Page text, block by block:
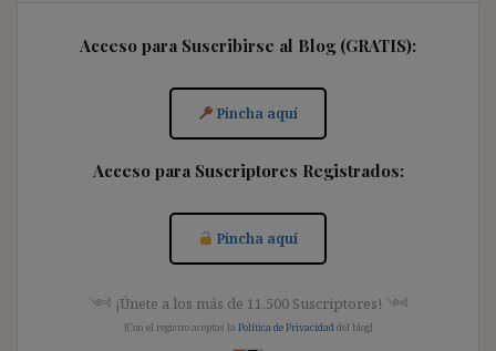
Acceso para Suscribirse al Blog (GRATIS):
Pincha aquí
Acceso para Suscriptores Registrados:
Pincha aquí
༺ ¡Únete a los más de 11.500 Suscriptores! ༺
[Con el registro aceptas la Política de Privacidad del blog]